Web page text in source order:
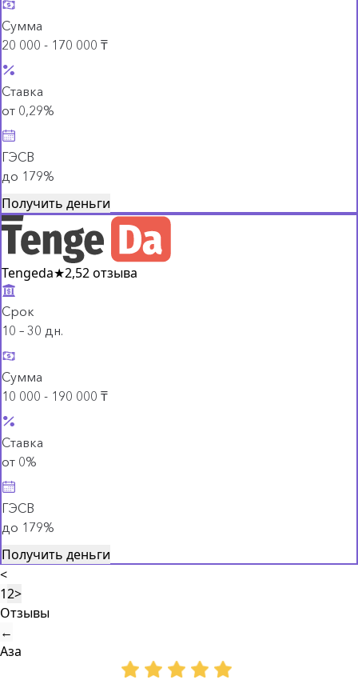
Сумма
20 000 - 170 000 ₸
Ставка
от 0,29%
ГЭСВ
до 179%
Получить деньги
Tengeda★2,52 отзыва
Срок
10 – 30 дн.
Сумма
10 000 - 190 000 ₸
Ставка
от 0%
ГЭСВ
до 179%
Получить деньги
<
12>
Отзывы
←
Аза